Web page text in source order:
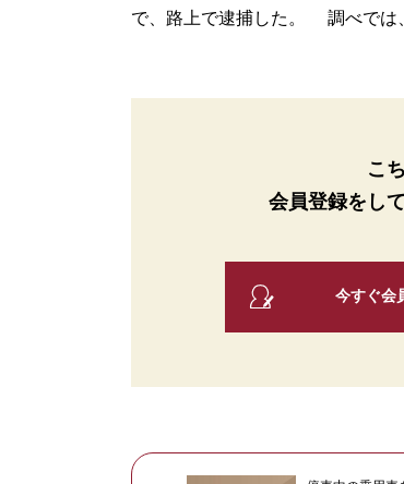
で、路上で逮捕した。 調べでは
こ
会員登録をし
今すぐ会